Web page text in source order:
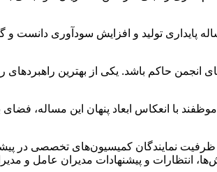
تولید و افزایش سودآوری دانست و
حاکم باشد. یکی از بهترین راهبردهای
با انعکاس ابعاد پنهان این مساله، فضای
نمایندگان کمیسیون‌های تخصصی در
انتظارات و پیشنهادات مدیران عامل و